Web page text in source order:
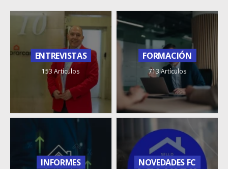
ENTREVISTAS
153 Artículos
FORMACIÓN
713 Artículos
INFORMES NOVEDADES FC